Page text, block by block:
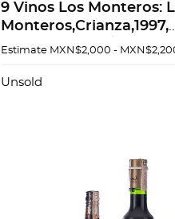
9 Vinos Los Monteros:
Monteros,Crianza,1997,
España,Pzas: 5/Los
Monteros 1999, Pzas:2.
Estimate MXN$2,000 -
Unsold